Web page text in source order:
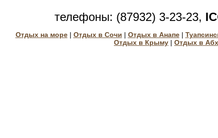
телефоны: (87932) 3-23-23,
Отдых на море| Отдых в Сочи | Отдых в Анапе|
Отдых в Крыму | Отдых в